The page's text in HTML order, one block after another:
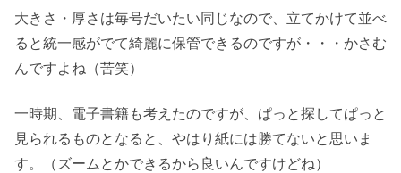
大きさ・厚さは毎号だいたい同じなので、立てかけて並べ
ると統一感がでて綺麗に保管できるのですが・・・かさむ
んですよね（苦笑）
一時期、電子書籍も考えたのですが、ぱっと探してぱっと
見られるものとなると、やはり紙には勝てないと思いま
す。（ズームとかできるから良いんですけどね）